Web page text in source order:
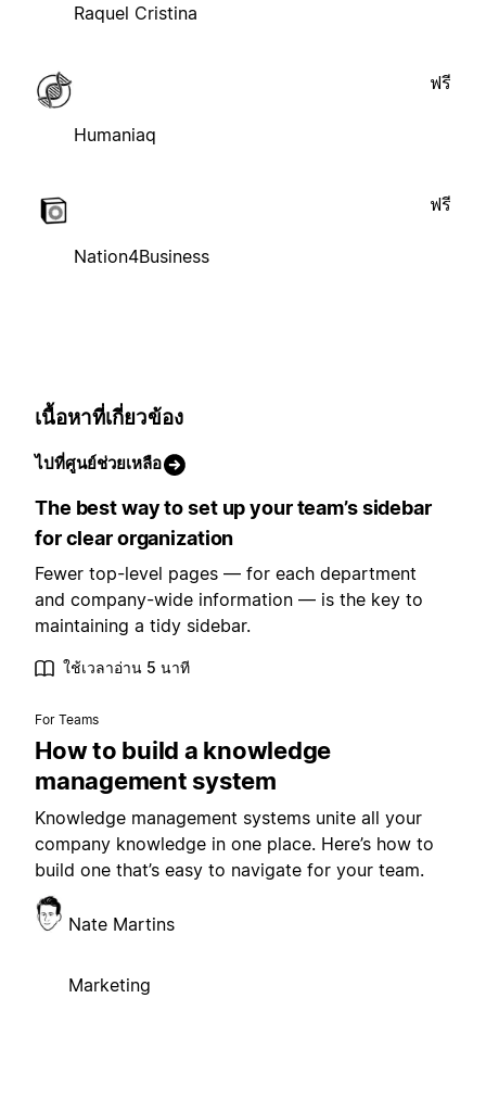
Raquel Cristina
Humaniaq
ฟรี
Nation4Business
ฟรี
เนื้อหาที่เกี่ยวข้อง
ไปที่ศูนย์ช่วยเหลือ
The best way to set up your team’s sidebar
for clear organization
Fewer top-level pages — for each department
and company-wide information — is the key to
maintaining a tidy sidebar.
ใช้เวลาอ่าน 5 นาที
For Teams
How to build a knowledge
management system
Knowledge management systems unite all your
company knowledge in one place. Here’s how to
build one that’s easy to navigate for your team.
Nate Martins
Marketing